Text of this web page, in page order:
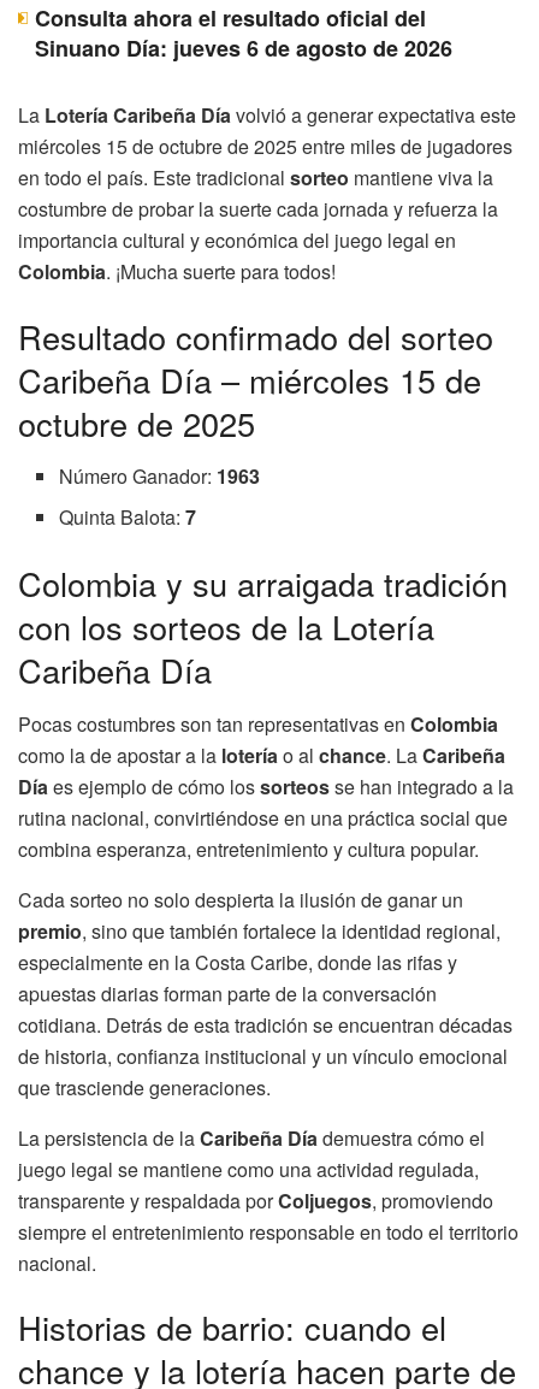
Consulta ahora el resultado oficial del
Sinuano Día: jueves 6 de agosto de 2026
La Lotería Caribeña Díavolvió a generar expectativa este
miércoles 15 de octubre de 2025 entre miles de jugadores
en todo el país. Este tradicional sorteo mantiene viva la
costumbre de probar la suerte cada jornada y refuerza la
importancia cultural y económica del juego legal en
Colombia. ¡Mucha suerte para todos!
Resultado confirmado del sorteo
Caribeña Día – miércoles 15 de
octubre de 2025
Número Ganador: 1963
Quinta Balota:7
Colombia y su arraigada tradición
con los sorteos de la Lotería
Caribeña Día
Pocas costumbres son tan representativas en Colombia
como la de apostar a la loteríao al chance. LaCaribeña
Díaes ejemplo de cómo lossorteosse han integrado a la
rutina nacional, convirtiéndose en una práctica social que
combina esperanza, entretenimiento y cultura popular.
Cada sorteo no solo despierta la ilusión de ganar un
premio, sino que también fortalece la identidad regional,
especialmente en la Costa Caribe, donde las rifas y
apuestas diarias forman parte de la conversación
cotidiana. Detrás de esta tradición se encuentran décadas
de historia, confianza institucional y un vínculo emocional
que trasciende generaciones.
La persistencia de laCaribeña Díademuestra cómo el
juego legal se mantiene como una actividad regulada,
transparente y respaldada porColjuegos, promoviendo
siempre el entretenimiento responsable en todo el territorio
nacional.
Historias de barrio: cuando el
chance y la lotería hacen parte de